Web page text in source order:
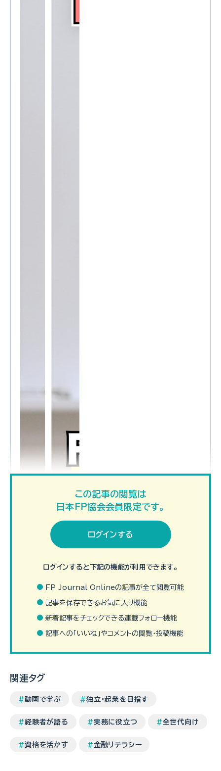
企業で社員向けセミナーを長年開催されているCFP®認定者・森
川さんにフォーカス。 FP×税理士のダブルライセンスを活かす、リ
この記事の閲覧は
日本FP協会会員限定です。
ログインする
ログインすると下記の機能が利用できます。
FP Journal Onlineの記事が全て閲覧可能
記事を保存できるお気に入り機能
新着記事をチェックできる連載フォロー機能
記事への「いいね」やコメントの閲覧・投稿機能
関連タグ
動画で学ぶ 独立・起業を目指す
経験者が語る 実務に役立つ 全世代向け
資格を活かす 金融リテラシー